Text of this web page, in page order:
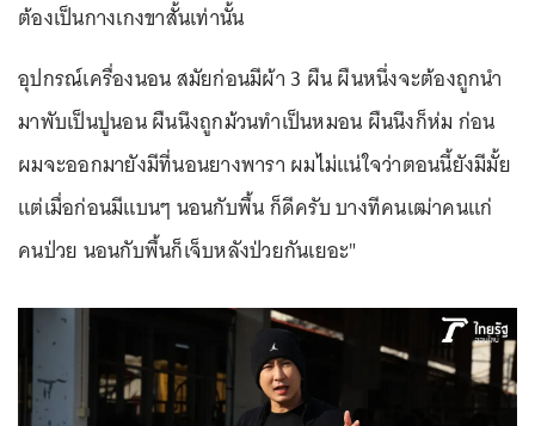
ต้องเป็นกางเกงขาสั้นเท่านั้น
อุปกรณ์เครื่องนอน สมัยก่อนมีผ้า 3 ผืน ผืนหนึ่งจะต้องถูกนำ
มาพับเป็นปูนอน ผืนนึงถูกม้วนทำเป็นหมอน ผืนนึงก็ห่ม ก่อน
ผมจะออกมายังมีที่นอนยางพารา ผมไม่แน่ใจว่าตอนนี้ยังมีมั้ย
แต่เมื่อก่อนมีแบนๆ นอนกับพื้น ก็ดีครับ บางทีคนเฒ่าคนแก่
คนป่วย นอนกับพื้นก็เจ็บหลังป่วยกันเยอะ"